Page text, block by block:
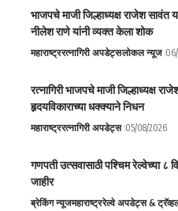
भाजपचे माजी जिल्हाध्यक्ष राजेश सावंत
नीलेश राणे यांनी व्यक्त केला शोक
महाराष्ट्ररत्नागिरी अपडेट्सलोकल न्यूज
रत्नागिरी भाजपचे माजी जिल्हाध्यक्ष
हृदयविकाराच्या धक्क्याने निधन
महाराष्ट्ररत्नागिरी अपडेट्स 05/08/2026
गणपती उत्सवासाठी पश्चिम रेल्वेच्या ८
जाहीर
ब्रेकिंग न्यूजमहाराष्ट्ररेल्वे अपडेट्स &